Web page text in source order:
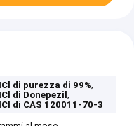
di purezza di 99%,
di Donepezil,
di CAS 120011-70-3